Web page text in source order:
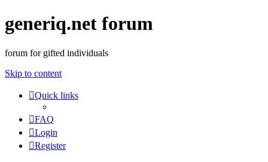
generiq.net forum
forum for gifted individuals
Skip to content
Quick links
FAQ
Login
Register